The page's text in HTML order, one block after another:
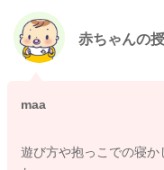
赤ちゃんの
maa
遊び方や抱っこでの寝